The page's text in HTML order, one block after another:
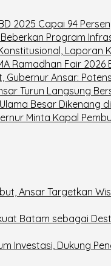
2025 Capai 94
Program
Laporan
Ramadhan Fair 2026
Gubernur Ansar:
Turun Langsung
Besar Dikenang
Minta Kapal
Ansar Targetkan
Batam sebagai
Investasi, Dukung